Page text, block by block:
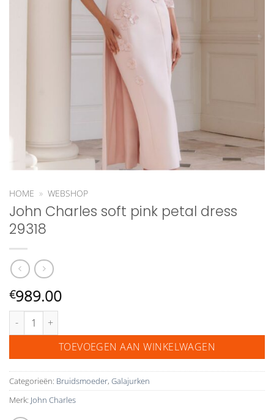
HOME » WEBSHOP
John Charles soft pink petal dress
29318
€989.00
John Charles soft pink petal dress 29318 aantal
TOEVOEGEN AAN WINKELWAGEN
Categorieën: Bruidsmoeder, Galajurken
Merk: John Charles